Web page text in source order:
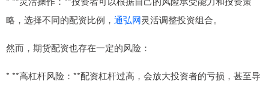
略，选择不同的配资比例， 通弘网灵活调整投资组合。
然而，期货配资也存在一定的风险：
* **高杠杆风险：**配资杠杆过高，会放大投资者的亏损，甚至导